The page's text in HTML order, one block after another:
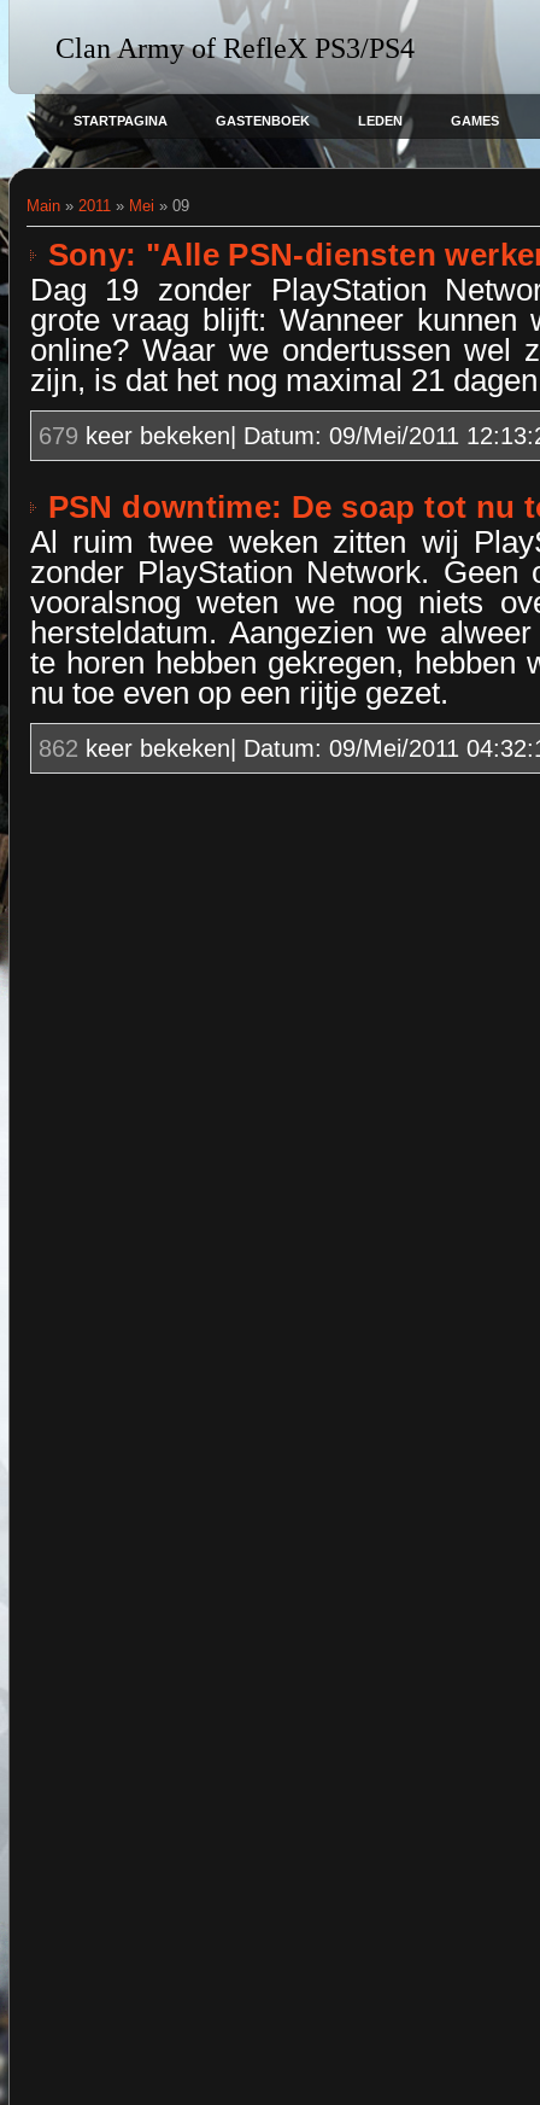
Clan Army of RefleX PS3/PS4
STARTPAGINA GASTENBOEK LEDEN GAMES
Main» 2011 » Mei » 09
Sony: "Alle PSN-diensten
Dag 19 zonder PlayStation
grote vraag blijft: Wanneer kunnen
online? Waar we ondertussen wel
zijn, is dat het nog maximal 21
679 keer bekeken| Datum: 09/Mei/2011
PSN downtime: De soap tot nu
Al ruim twee weken zitten wij
zonder PlayStation Network. Geen
vooralsnog weten we nog niets
hersteldatum. Aangezien we
te horen hebben gekregen, hebben
nu toe even op een rijtje gezet.
862 keer bekeken| Datum: 09/Mei/2011